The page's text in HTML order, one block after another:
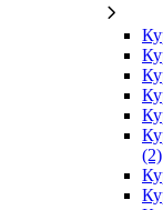
(2)